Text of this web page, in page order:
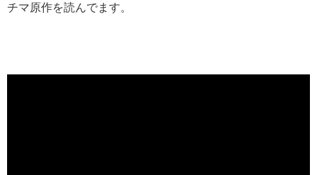
チマ原作を読んでます。